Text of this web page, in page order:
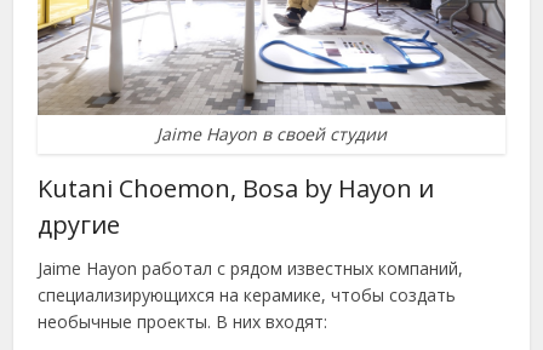
Jaime Hayon в своей студии
Kutani Choemon, Bosa by Hayon и
другие
Jaime Hayon работал с рядом известных компаний,
специализирующихся на керамике, чтобы создать
необычные проекты. В них входят: